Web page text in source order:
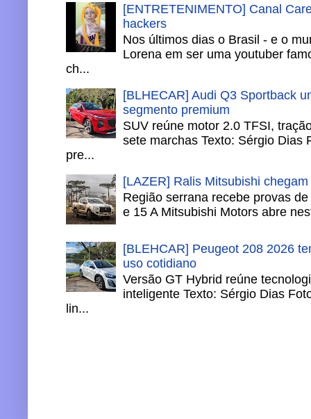
[ENTRETENIMENTO] Canal
hackers
Nos últimos dias o Brasil - e o
Lorena em ser uma youtuber
ch...
[BLHECAR] Audi Q3 Sportback
segmento premium
SUV reúne motor 2.0 TFSI,
sete marchas Texto: Sérgio Dias
pre...
[LAZER] Ralis Mitsubishi
Região serrana recebe provas
e 15 A Mitsubishi Motors abre
[BLEHCAR] Peugeot 208 2026
uso cotidiano
Versão GT Hybrid reúne
inteligente Texto: Sérgio Dias
lin...